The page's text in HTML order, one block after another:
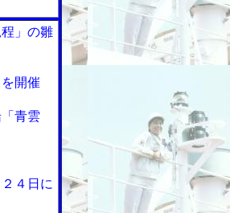
」の雛
開催
青雲
４日に